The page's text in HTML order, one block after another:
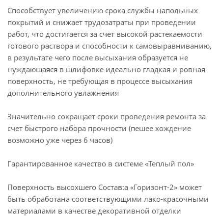
Способствует увеличению срока службы напольных
покрытий и снижает трудозатраты при проведении
работ, что достигается за счет высокой растекаемости
готового раствора и способности к самовыравниванию,
в результате чего после высыхания образуется не
нуждающаяся в шлифовке идеально гладкая и ровная
поверхность, не требующая в процессе высыхания
дополнительного увлажнения
Значительно сокращает сроки проведения ремонта за
счет быстрого набора прочности (пешее хождение
возможно уже через 6 часов)
Гарантированное качество в системе «Теплый пол»
Поверхность высохшего Состав:а «Горизонт-2» может
быть обработана соответствующими лако-красочными
материалами в качестве декоративной отделки